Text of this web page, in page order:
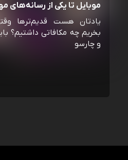
موبایل تا یکی از رسانه‌‌های
یادتان هست قدیم‌ترها
بخریم چه مکافاتی داشتیم؟
و چارسو